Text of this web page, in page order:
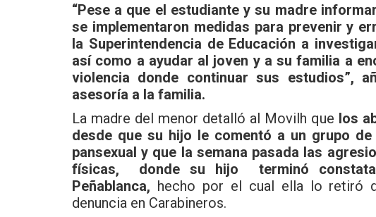
“Pese a que el estudiante y su madre
se implementaron medidas para prevenir y
la Superintendencia de Educación a
así como a ayudar al joven y a su familia a
violencia donde continuar sus estudios”,
asesoría a la familia.
La madre del menor detalló al Movilh que los
desde que su hijo le comentó a un grupo
pansexual y que la semana pasada las
físicas, donde su hijo terminó
Peñablanca, hecho por el cual ella lo retiró
denuncia en Carabineros.